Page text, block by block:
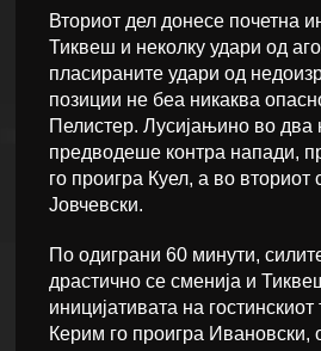
Вториот дел донесе почетна
Тиквеш и неколку удари од
пласираните удари од
позиции не беа никаква
Пелистер. Лусијањино во два
предводеше контра напади,
го проигра Куел, а во
Јовчевски.
По одиграни 60 минути,
драстично се сменија и
иницијативата на
Керим го проигра Ивановски,